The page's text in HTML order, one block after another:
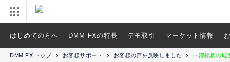
はじめての方へ DMM FXの特長 デモ取引 マーケット情報
DMM FX トップ お客様サポート お客様の声を反映しました 一部銘柄の取